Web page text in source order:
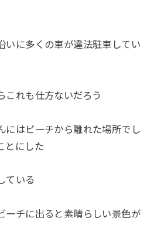
いに多くの車が違法駐車してい
これも仕方ないだろう
にはビーチから離れた場所でし
とにした
ている
ーチに出ると素晴らしい景色が